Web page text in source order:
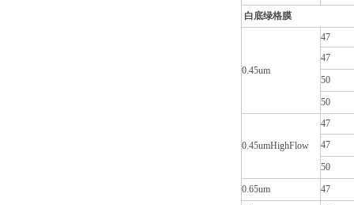
白底绿格膜
0.45um
47
47
50
50
0.45umHighFlow
47
47
50
0.65um
47